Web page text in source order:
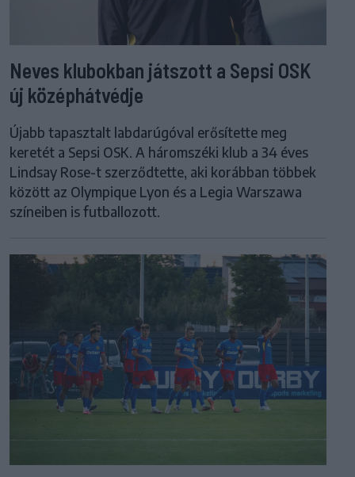
Neves klubokban játszott a Sepsi OSK
új középhátvédje
Újabb tapasztalt labdarúgóval erősítette meg
keretét a Sepsi OSK. A háromszéki klub a 34 éves
Lindsay Rose-t szerződtette, aki korábban többek
között az Olympique Lyon és a Legia Warszawa
színeiben is futballozott.